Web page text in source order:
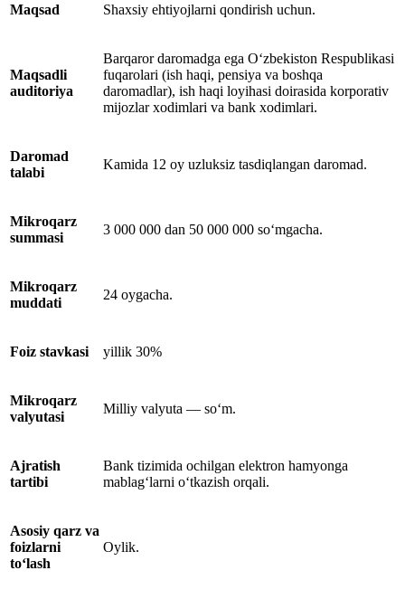
Maqsad Shaxsiy ehtiyojlarni qondirish uchun.
Maqsadli
auditoriya
Barqaror daromadga ega O‘zbekiston Respublikasi
fuqarolari (ish haqi, pensiya va boshqa
daromadlar), ish haqi loyihasi doirasida korporativ
mijozlar xodimlari va bank xodimlari.
Daromad
talabi
Kamida 12 oy uzluksiz tasdiqlangan daromad.
Mikroqarz
summasi
3 000 000 dan 50 000 000 so‘mgacha.
Mikroqarz
muddati
24 oygacha.
Foiz stavkasi yillik 30%
Mikroqarz
valyutasi
Milliy valyuta — so‘m.
Ajratish
tartibi
Bank tizimida ochilgan elektron hamyonga
mablag‘larni o‘tkazish orqali.
Asosiy qarz va
foizlarni
to‘lash
Oylik.